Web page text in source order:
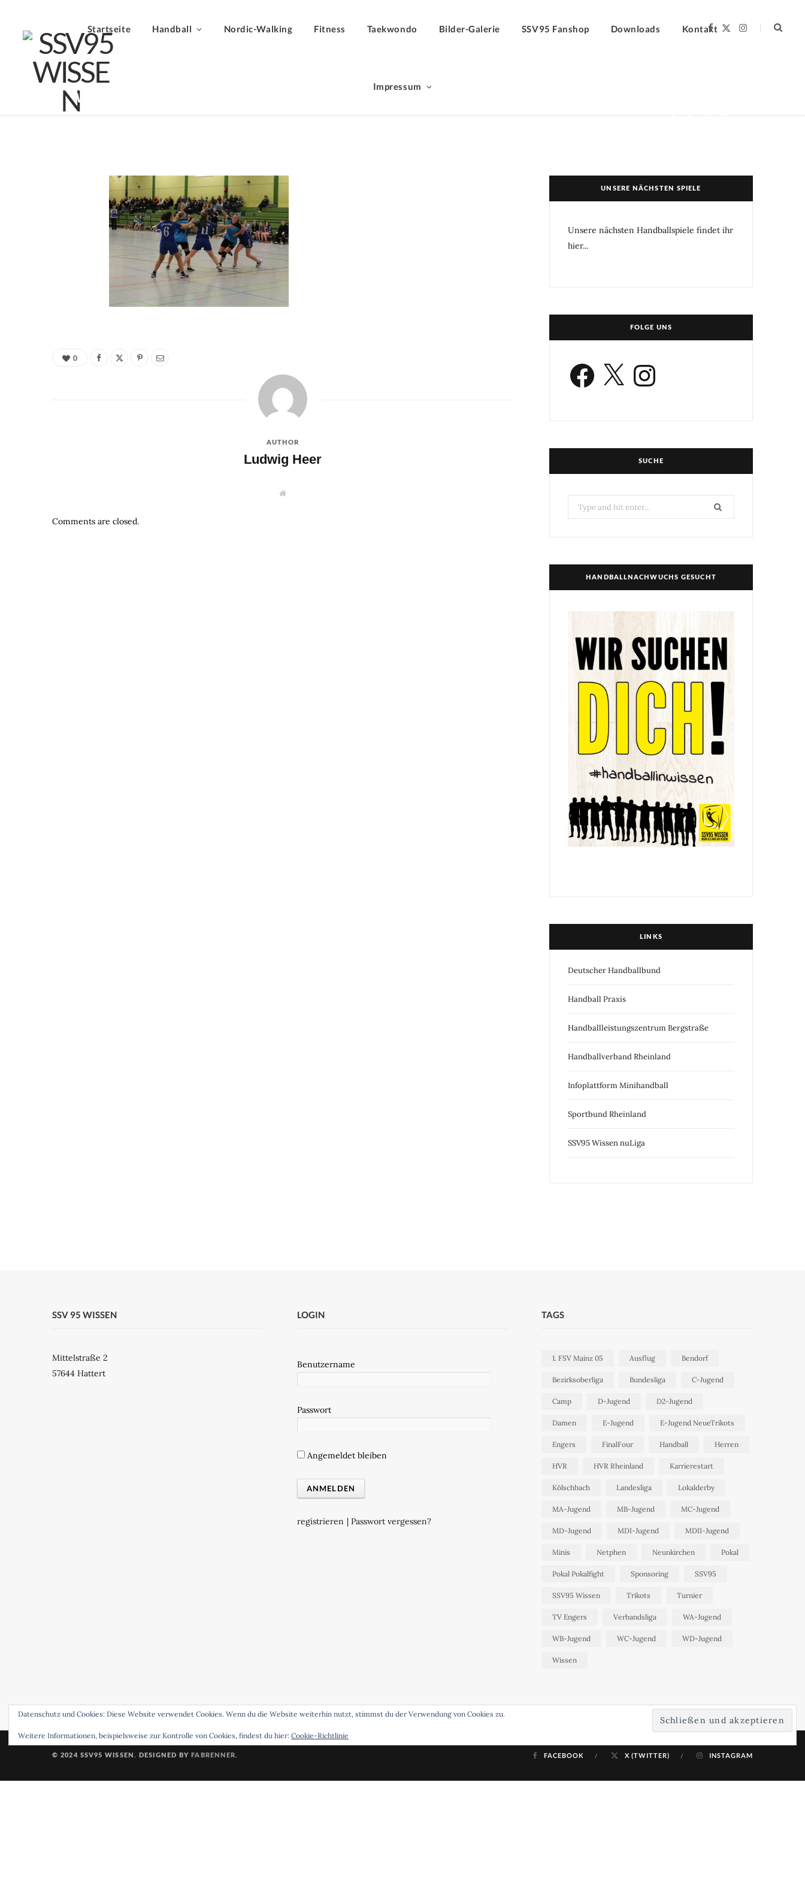
Startseite Handball Nordic-Walking Fitness Taekwondo Bilder-Galerie SSV95 Fanshop Downloads Kontakt
Impressum
F
I
wBJ_2311f
0
AUTHOR
Ludwig Heer
W
Comments are closed.
UNSERE NÄCHSTEN SPIELE
Unsere nächsten Handballspiele findet ihr
hier...
FOLGE UNS
Facebook Instagram
SUCHE
Search
for:
HANDBALLNACHWUCHS GESUCHT
LINKS
Deutscher Handballbund
Handball Praxis
Handballleistungszentrum Bergstraße
Handballverband Rheinland
Infoplattform Minihandball
Sportbund Rheinland
SSV95 Wissen nuLiga
Datenschutz und Cookies: Diese Website verwendet Cookies. Wenn du die Website weiterhin nutzt, stimmst du der Verwendung von Cookies zu.
Weitere Informationen, beispielsweise zur Kontrolle von Cookies, findest du hier: Cookie-Richtlinie
SSV 95 WISSEN
Mittelstraße 2
57644 Hattert
LOGIN
Benutzername
Passwort
Angemeldet bleiben
registrieren | Passwort vergessen?
TAGS
1. FSV Mainz 05 Ausflug Bendorf
Bezirksoberliga Bundesliga C-Jugend
Camp D-Jugend D2-Jugend
Damen E-Jugend E-Jugend NeueTrikots
Engers FinalFour Handball Herren
HVR HVR Rheinland Karrierestart
Kölschbach Landesliga Lokalderby
MA-Jugend MB-Jugend MC-Jugend
MD-Jugend MDI-Jugend MDII-Jugend
Minis Netphen Neunkirchen Pokal
Pokal Pokalfight Sponsoring SSV95
SSV95 Wissen Trikots Turnier
TV Engers Verbandsliga WA-Jugend
WB-Jugend WC-Jugend WD-Jugend
Wissen
© 2024 SSV95 WISSEN. DESIGNED BY FABRENNER. FACEBOOK X (TWITTER) INSTAGRAM